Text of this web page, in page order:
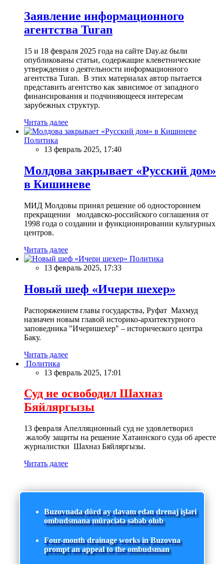
Заявление информационного
агентства Turan
15 и 18 февраля 2025 года на сайте Day.az были
опубликованы статьи, содержащие клеветнические
утверждения о деятельности информационного
агентства Turan. В этих материалах автор пытается
представить агентство как зависимое от западного
финансирования и подчиняющееся интересам
зарубежных структур.
Читать далее
Политика
13 февраль 2025, 17:40
Молдова закрывает «Русский дом»
в Кишиневе
МИД Молдовы принял решение об одностороннем
прекращении молдавско-российского соглашения от
1998 года о создании и функционировании культурных
центров.
Читать далее
Политика
13 февраль 2025, 17:33
Новый шеф «Ичери шехер»
Распоряжением главы государства, Руфат Махмуд
назначен новым главой историко-архитектурного
заповедника "Ичеришехер" – исторического центра
Баку.
Читать далее
Политика
13 февраль 2025, 17:01
Суд не освободил Шахназ
Бяйляргызы
13 февраля Апелляционный суд не удовлетворил
жалобу защиты на решение Хатаинского суда об аресте
журналистки Шахназ Бяйляргызы.
Читать далее
Buzovnada dörd ay davam edən drenaj işləri
ombudsmana müraciətə səbəb olub
Four-month drainage works in Buzovna
prompt an appeal to the ombudsman